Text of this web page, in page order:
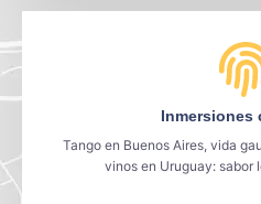
Inmersiones
Tango en Buenos Aires, vida
vinos en Uruguay: sabor